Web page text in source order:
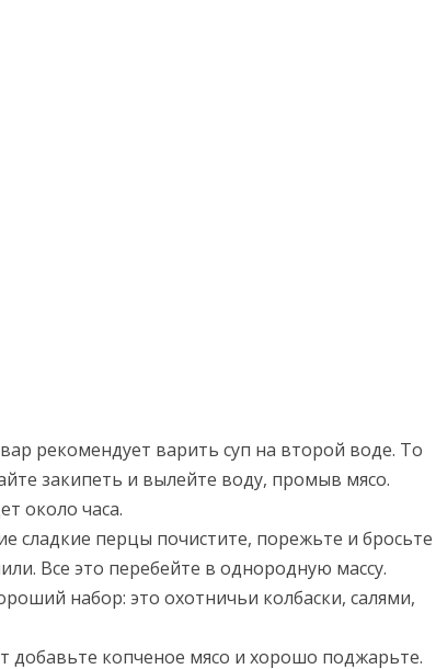
рекомендует варить суп на второй воде. То
закипеть и вылейте воду, промыв мясо.
около часа.
сладкие перцы почистите, порежьте и бросьте
Все это перебейте в однородную массу.
набор: это охотничьи колбаски, салями,
добавьте копченое мясо и хорошо поджарьте.